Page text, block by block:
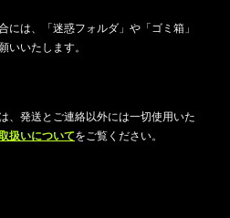
には、「迷惑フォルダ」や「ゴミ箱」
いいたします。
、発送とご連絡以外には一切使用いた
扱いについてをご覧ください。